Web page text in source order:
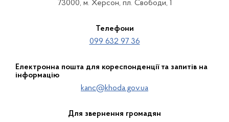
73000, м. Херсон, пл. Свободи, 1
Телефони
099 632 97 36
Електронна пошта для кореспонденції та запитів на
інформацію
kanc@khoda.gov.ua
Для звернення громадян